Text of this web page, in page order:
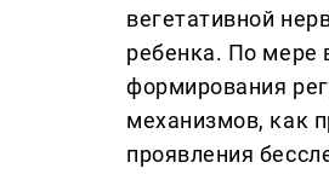
вегетативной
ребенка. По мере
формирования
механизмов, как
проявления